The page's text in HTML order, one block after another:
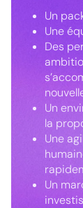
Un
Une
Des
Un
la
Une
Un